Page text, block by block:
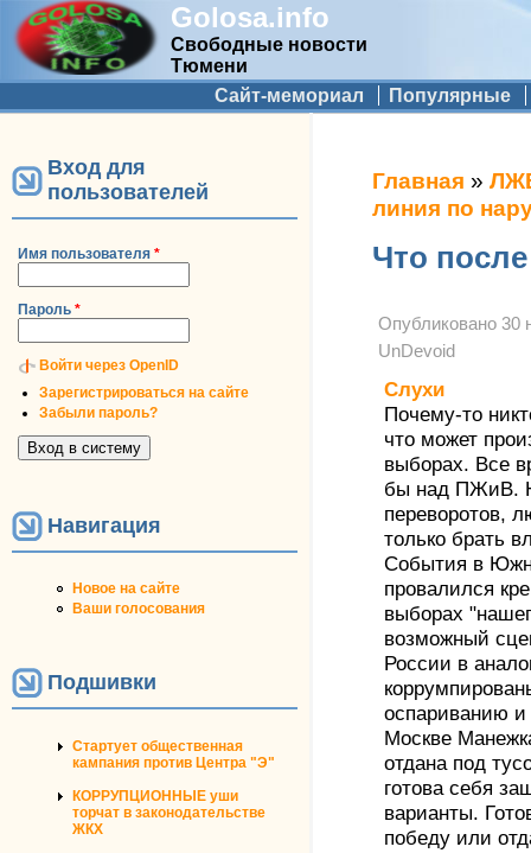
Golosa.info
Свободные новости
Тюмени
Дополнительное меню
Сайт-мемориал Популярные
Вход для
пользователей
Имя пользователя *
Пароль *
Войти через OpenID
Зарегистрироваться на сайте
Забыли пароль?
Навигация
Новое на сайте
Ваши голосования
Подшивки
Стартует общественная
кампания против Центра "Э"
КОРРУПЦИОННЫЕ уши
торчат в законодательстве
ЖКХ
Вы здесь
Главная »
линия по
Что
Опубликовано 30
UnDevoid
Слухи
Почему-то
что может
выборах. Все
бы над ПЖиВ.
переворотов,
только брать
События в
провалился
выборах
возможный
России в
оспариванию и
Москве
отдана под
готова себя
варианты.
победу или